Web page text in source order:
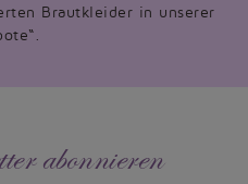
Brautkleider in unserer
abonnieren